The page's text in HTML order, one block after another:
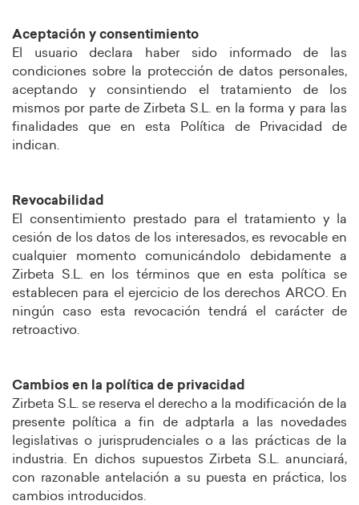
Aceptación y consentimiento
El usuario declara haber sido informado de las
condiciones sobre la protección de datos personales,
aceptando y consintiendo el tratamiento de los
mismos por parte de Zirbeta S.L. en la forma y para las
finalidades que en esta Política de Privacidad de
indican.
Revocabilidad
El consentimiento prestado para el tratamiento y la
cesión de los datos de los interesados, es revocable en
cualquier momento comunicándolo debidamente a
Zirbeta S.L. en los términos que en esta política se
establecen para el ejercicio de los derechos ARCO. En
ningún caso esta revocación tendrá el carácter de
retroactivo.
Cambios en la política de privacidad
Zirbeta S.L. se reserva el derecho a la modificación de la
presente política a fin de adptarla a las novedades
legislativas o jurisprudenciales o a las prácticas de la
industria. En dichos supuestos Zirbeta S.L. anunciará,
con razonable antelación a su puesta en práctica, los
cambios introducidos.